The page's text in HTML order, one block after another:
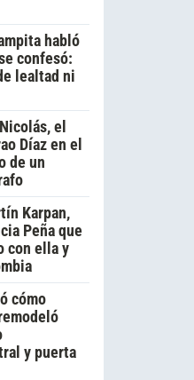
habló
confesó:
lealtad ni
el
Díaz en el
de un
Karpan,
Peña que
con ella y
cómo
y puerta